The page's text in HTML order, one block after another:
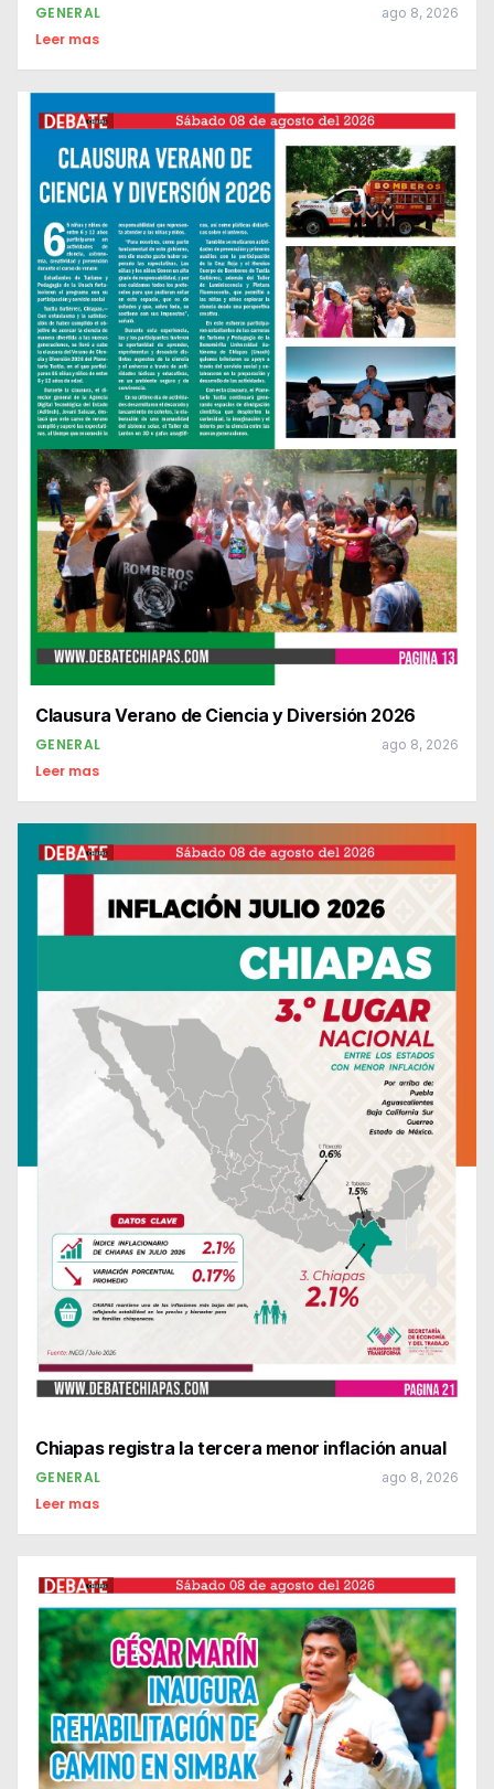
GENERAL ago 8, 2026
Leer mas
Clausura Verano de Ciencia y Diversión 2026
GENERAL ago 8, 2026
Leer mas
Chiapas registra la tercera menor inflación anual
GENERAL ago 8, 2026
Leer mas